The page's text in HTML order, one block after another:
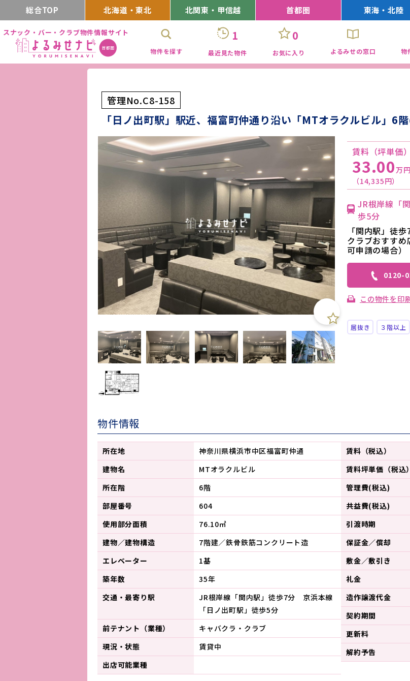
総合TOP 北海道・東北 北関東・甲信越 首都圏 東海・北陸
スナック・バー・クラブ物件情報サイト
物件を探す
1
最近見た物件
0
お気に入り よるみせの窓口 物
管理No.C8-158
「日ノ出町駅」駅近、福富町仲通り沿い「MTオラクルビル」6
賃料（坪単価）
33.00万円
（14,335円）
JR根岸線「
歩5分
「関内駅」徒
クラブおすす
可申請の場合）
0120-
この物件を印
居抜き ３階以上
物件情報
所在地
神奈川県横浜市中区福富町仲通
建物名
MTオラクルビル
所在階
6階
部屋番号
604
使用部分面積
76.10㎡
建物／建物構造
7階建／鉄骨鉄筋コンクリート造
エレベーター
1基
築年数
35年
交通・最寄り駅
JR根岸線「関内駅」徒歩7分 京浜本線
「日ノ出町駅」徒歩5分
前テナント（業種）
キャバクラ・クラブ
現況・状態
賃貸中
出店可能業種
賃料（税込）
賃料坪単価（税込）
管理費(税込)
共益費(税込)
引渡時期
保証金／償却
敷金／敷引き
礼金
造作譲渡代金
契約期間
更新料
解約予告